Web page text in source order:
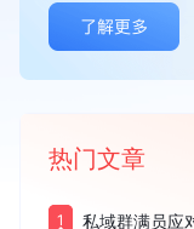
热门文章
1